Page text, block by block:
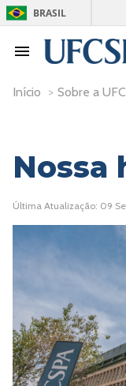
BRASIL
Início > Sobre a
Nossa
Última Atualização: 09